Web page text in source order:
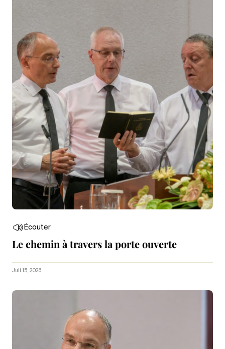
Écouter
Le chemin à travers la porte ouverte
Juli 15, 2026